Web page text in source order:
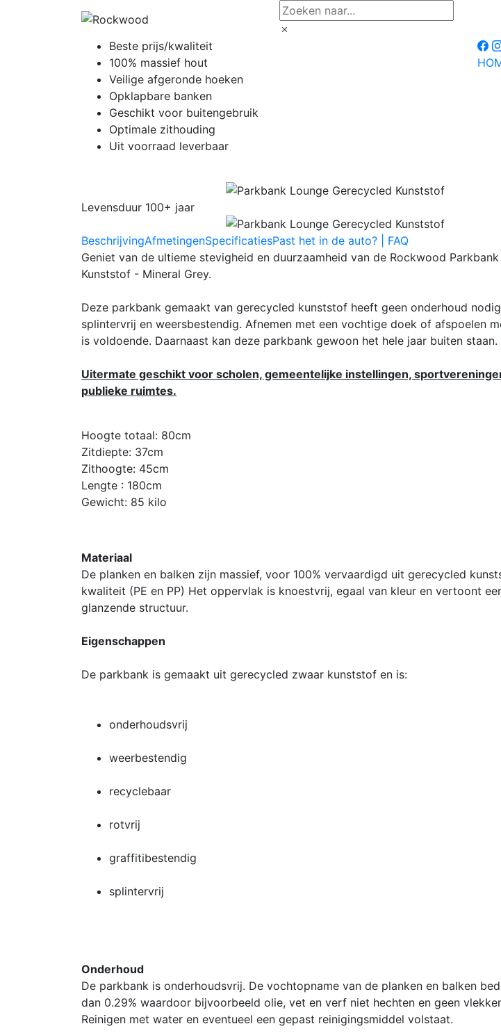
Beste prijs/kwaliteit
100% massief hout
Veilige afgeronde hoeken
Opklapbare banken
Geschikt voor buitengebruik
Optimale zithouding
Uit voorraad leverbaar
Levensduur 100+ jaar
BeschrijvingAfmetingenSpecificatiesPast het in de auto? | FAQ
Geniet van de ultieme stevigheid en duurzaamheid van de Rockwood
Kunststof - Mineral Grey.
Deze parkbank gemaakt van gerecycled kunststof heeft geen onderhoud
splintervrij en weersbestendig. Afnemen met een vochtige doek of afspoelen
is voldoende. Daarnaast kan deze parkbank gewoon het hele jaar buiten staan.
Uitermate geschikt voor scholen, gemeentelijke instellingen,
publieke ruimtes.
Hoogte totaal: 80cm
Zitdiepte: 37cm
Zithoogte: 45cm
Lengte : 180cm
Gewicht: 85 kilo
Materiaal
De planken en balken zijn massief, voor 100% vervaardigd uit gerecycled
kwaliteit (PE en PP) Het oppervlak is knoestvrij, egaal van kleur en vertoont
glanzende structuur.
Eigenschappen
De parkbank is gemaakt uit gerecycled zwaar kunststof en is:
onderhoudsvrij
weerbestendig
recyclebaar
rotvrij
graffitibestendig
splintervrij
Onderhoud
De parkbank is onderhoudsvrij. De vochtopname van de planken en balken
dan 0.29% waardoor bijvoorbeeld olie, vet en verf niet hechten en geen
Reinigen met water en eventueel een gepast reinigingsmiddel volstaat.